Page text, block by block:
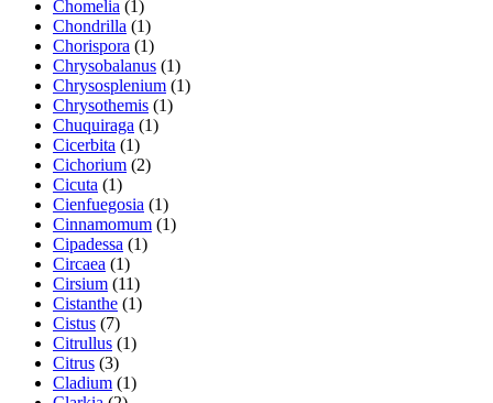
Chomelia (1)
Chondrilla (1)
Chorispora (1)
Chrysobalanus (1)
Chrysosplenium (1)
Chrysothemis (1)
Chuquiraga (1)
Cicerbita (1)
Cichorium (2)
Cicuta (1)
Cienfuegosia (1)
Cinnamomum (1)
Cipadessa (1)
Circaea (1)
Cirsium (11)
Cistanthe (1)
Cistus (7)
Citrullus (1)
Citrus (3)
Cladium (1)